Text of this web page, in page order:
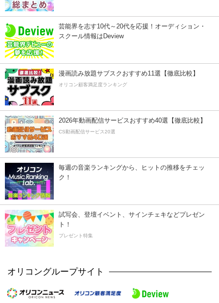
芸能界を志す10代～20代を応援！オーディション・
スクール情報はDeview
漫画読み放題サブスクおすすめ11選【徹底比較】
オリコン顧客満足度ランキング
2026年動画配信サービスおすすめ40選【徹底比較】
CS動画配信サービス20選
毎週の音楽ランキングから、ヒットの推移をチェッ
ク！
試写会、登壇イベント、サインチェキなどプレゼン
ト！
プレゼント特集
オリコングループサイト